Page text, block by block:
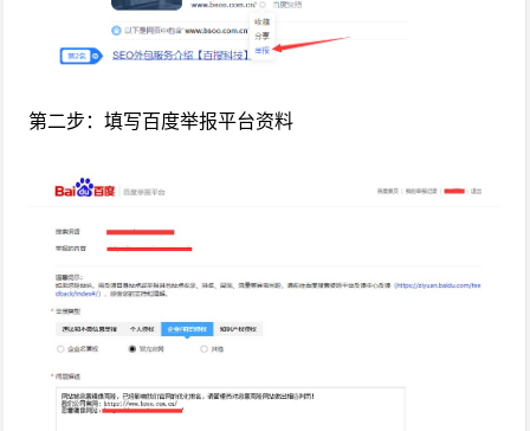
第二步：填写百度举报平台资料